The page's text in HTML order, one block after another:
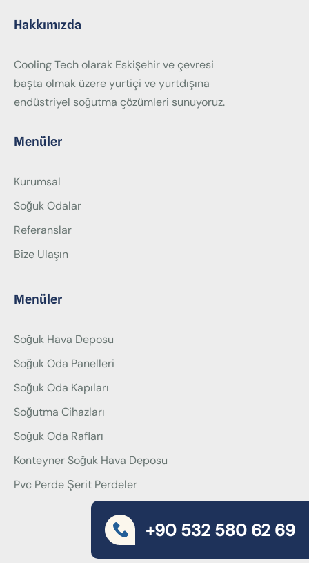
Hakkımızda
Cooling Tech olarak Eskişehir ve çevresi
başta olmak üzere yurtiçi ve yurtdışına
endüstriyel soğutma çözümleri sunuyoruz.
Menüler
Kurumsal
Soğuk Odalar
Referanslar
Bize Ulaşın
Menüler
Soğuk Hava Deposu
Soğuk Oda Panelleri
Soğuk Oda Kapıları
Soğutma Cihazları
Soğuk Oda Rafları
Konteyner Soğuk Hava Deposu
Pvc Perde Şerit Perdeler
+90 532 580 62 69